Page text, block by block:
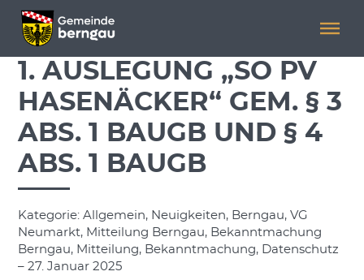
Menü überspringen
Menü überspringen
1. AUSLEGUNG „SO PV
HASENÄCKER“ GEM. § 3
ABS. 1 BAUGB UND § 4
ABS. 1 BAUGB
Kategorie: Allgemein, Neuigkeiten, Berngau, VG
Neumarkt, Mitteilung Berngau, Bekanntmachung
Berngau, Mitteilung, Bekanntmachung, Datenschutz
– 27. Januar 2025